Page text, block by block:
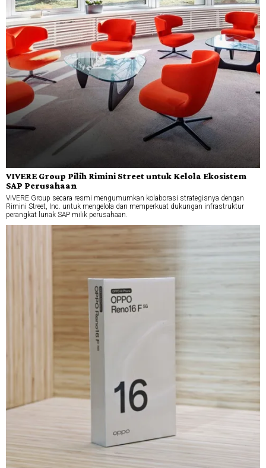
VIVERE Group Pilih Rimini Street untuk Kelola Ekosistem
SAP Perusahaan
VIVERE Group secara resmi mengumumkan kolaborasi strategisnya dengan
Rimini Street, Inc. untuk mengelola dan memperkuat dukungan infrastruktur
perangkat lunak SAP milik perusahaan.